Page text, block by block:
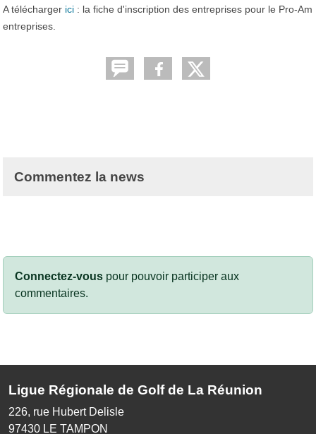
A télécharger ici : la fiche d'inscription des entreprises pour le Pro-Am
entreprises.
Commentez la news
Connectez-vous pour pouvoir participer aux
commentaires.
Ligue Régionale de Golf de La Réunion
226, rue Hubert Delisle
97430 LE TAMPON